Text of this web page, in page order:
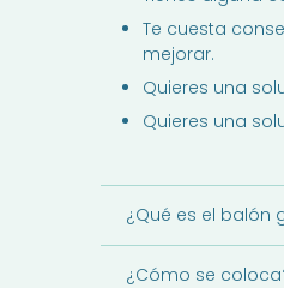
Te cuesta
mejorar.
Quieres una
Quieres una
¿Qué es el balón
¿Cómo se